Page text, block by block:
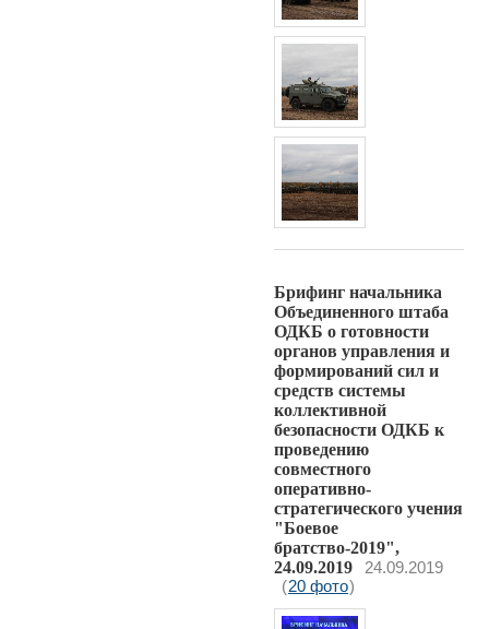
Брифинг начальника
Объединенного штаба
ОДКБ о готовности
органов управления и
формирований сил и
средств системы
коллективной
безопасности ОДКБ к
проведению
совместного
оперативно-
стратегического учения
"Боевое
братство-2019",
24.09.2019
24.09.2019
(20 фото)